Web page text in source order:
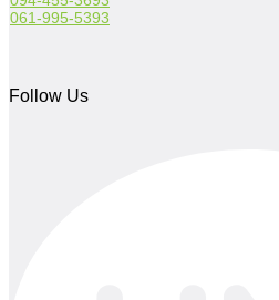
061-995-5393
Follow Us